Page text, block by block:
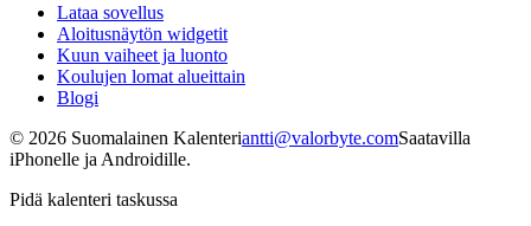
Lataa sovellus
Aloitusnäytön widgetit
Kuun vaiheet ja luonto
Koulujen lomat alueittain
Blogi
© 2026 Suomalainen Kalenteriantti@valorbyte.comSaatavilla
iPhonelle ja Androidille.
Pidä kalenteri taskussa